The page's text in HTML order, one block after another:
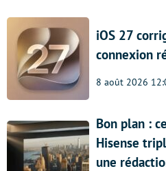
iOS 27
connexion
8 août 2026
Bon plan :
Hisense
une